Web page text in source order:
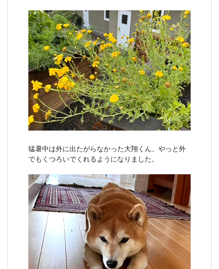
猛暑中は外に出たがらなかった大翔くん、やっと外
でもくつろいでくれるようになりました。